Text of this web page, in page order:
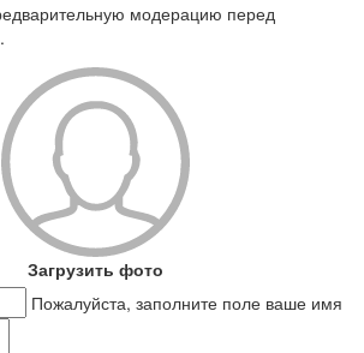
модерацию перед
Загрузить фото
Пожалуйста, заполните поле ваше имя